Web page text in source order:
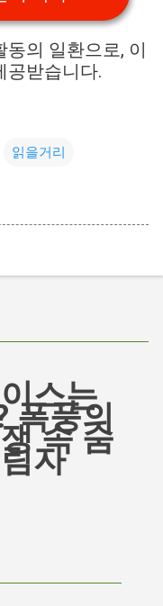
의 일환으로, 이
공받습니다.
읽을거리
스는
폭풍의
속 숨
자